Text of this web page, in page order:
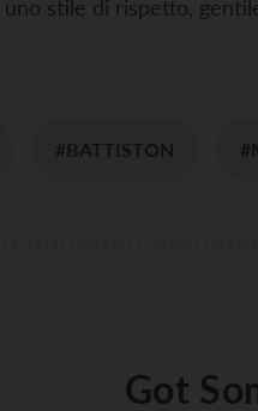
stile di rispetto,
#BATTISTON
Got